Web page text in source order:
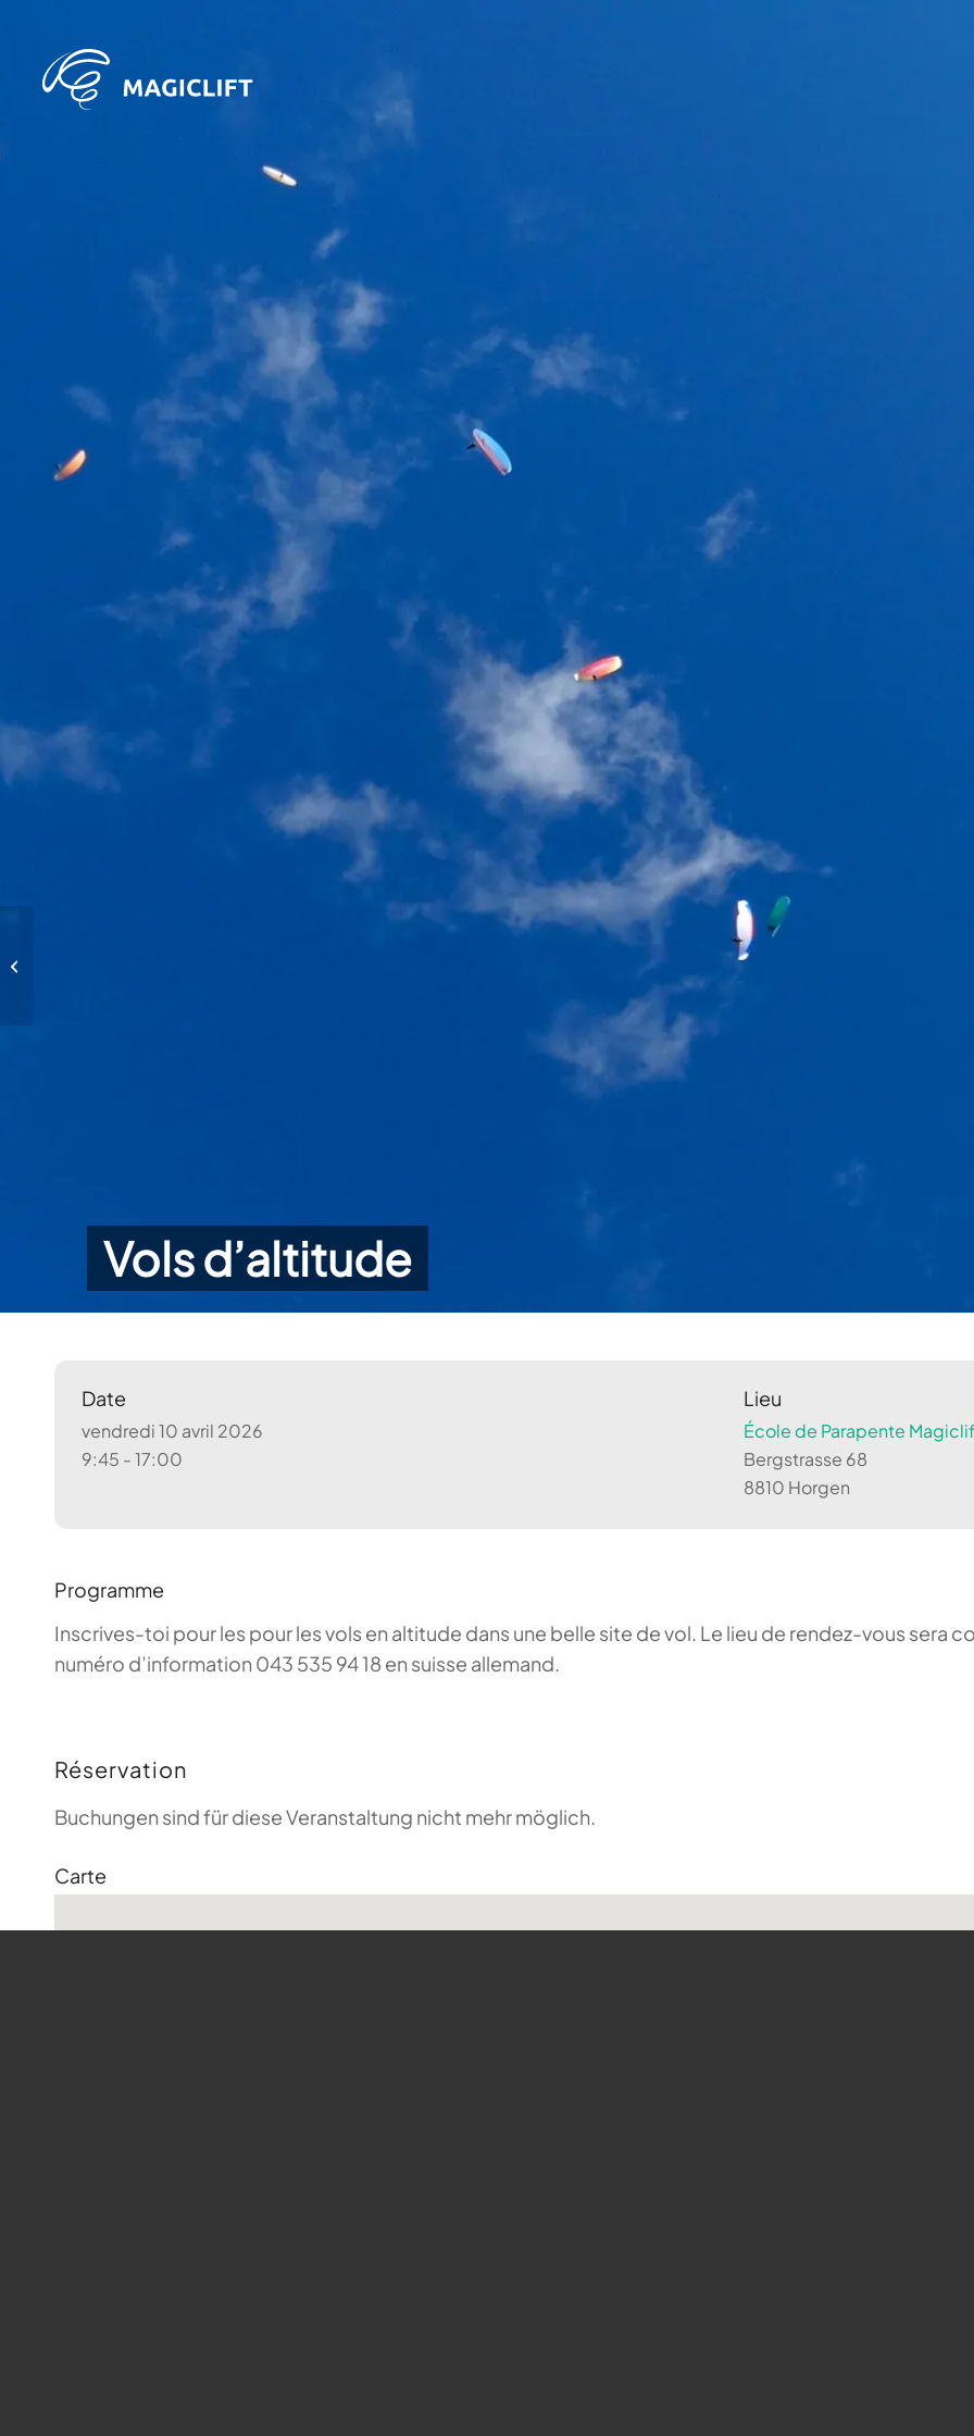
Vols d’altitude
Date
vendredi 10 avril 2026
9:45 - 17:00
Lieu
École de Parapente
Bergstrasse 68
8810 Horgen
Programme
Inscrives-toi pour les pour les vols en altitude dans une belle site de vol. Le lieu de rendez-vous sera
numéro d’information 043 535 94 18 en suisse allemand.
Réservation
Buchungen sind für diese Veranstaltung nicht mehr möglich.
Carte